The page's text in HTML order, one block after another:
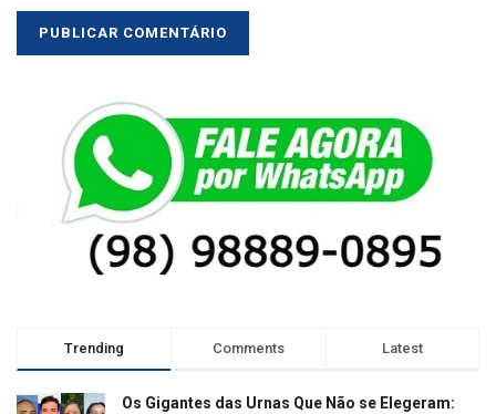
Trending Comments Latest
Os Gigantes das Urnas Que Não se Elegeram: